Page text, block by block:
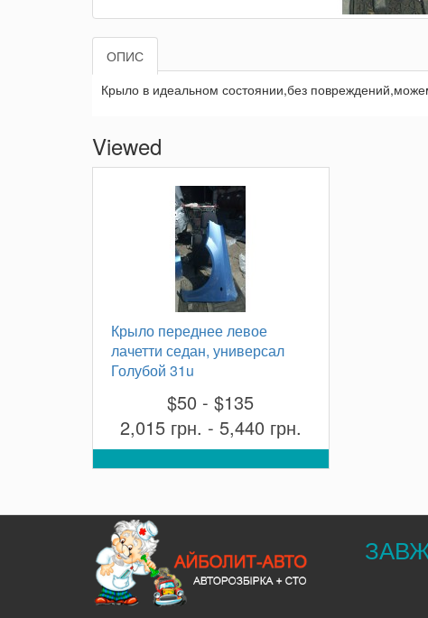
ОПИС
Крыло в идеальном состоянии,без
Viewed
Крыло переднее левое
лачетти седан, универсал
Голубой 31u
$50 - $135
2,015 грн. - 5,440 грн.